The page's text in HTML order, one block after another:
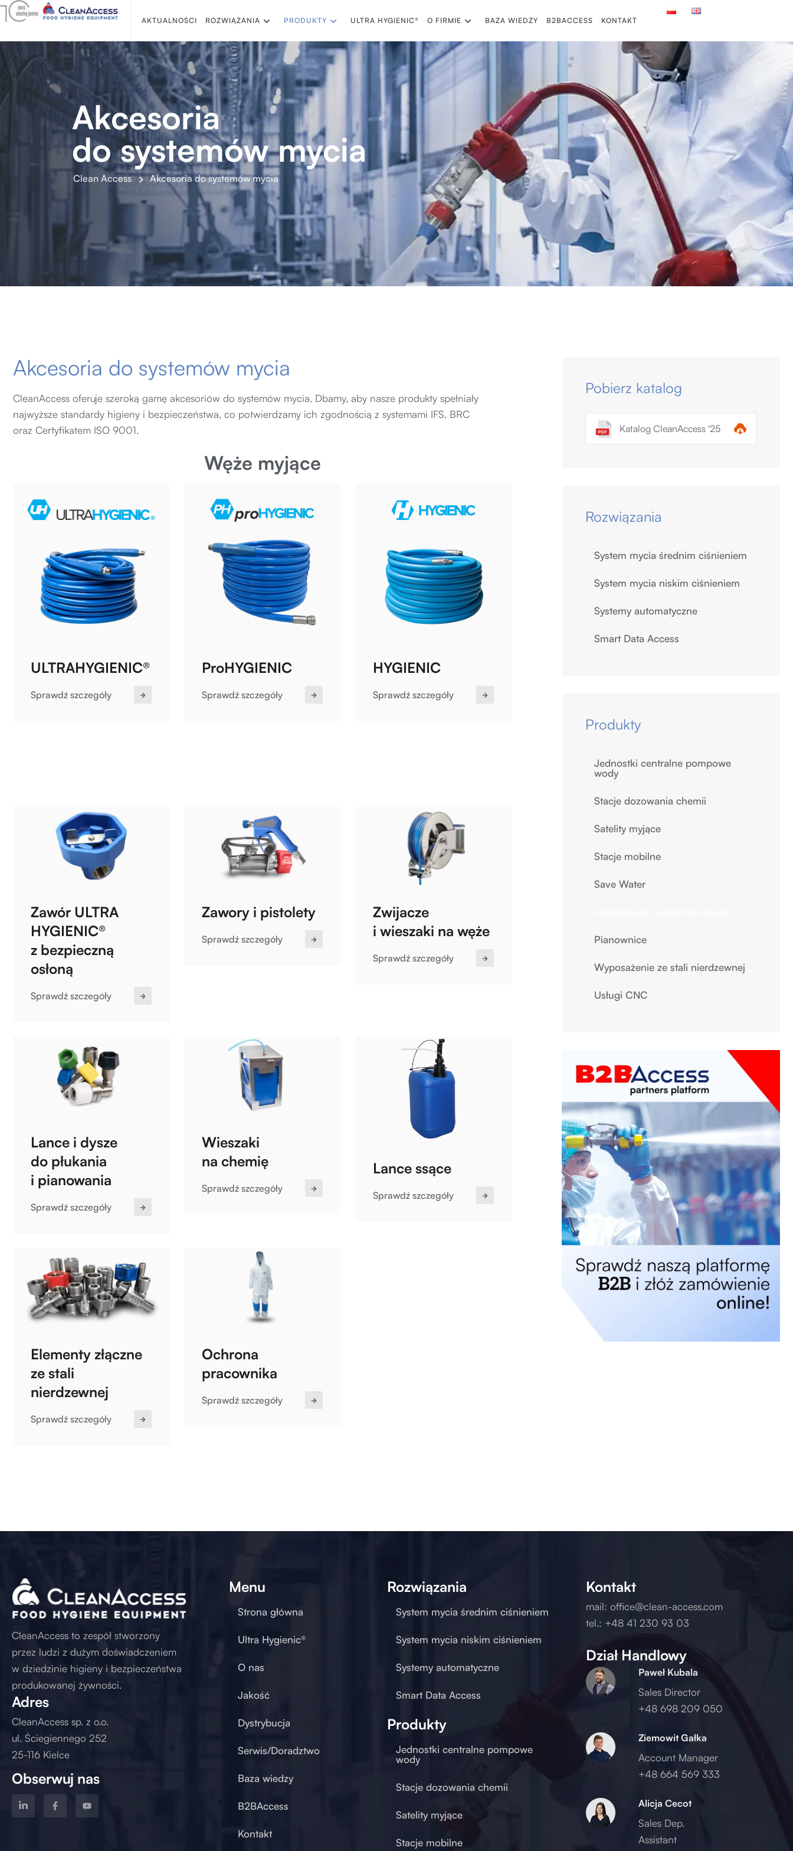
AKTUALNOŚCI ROZWIĄZANIA PRODUKTY ULTRA HYGIENIC® O FIRMIE BAZA WIEDZY B2BACCESS KONTAKT
Akcesoria
do systemów mycia
Clean Access Akcesoria do systemów mycia
Akcesoria do systemów mycia
CleanAccess oferuje szeroką gamę akcesoriów do systemów mycia. Dbamy, aby nasze produkty spełniały
najwyższe standardy higieny i bezpieczeństwa, co potwierdzamy ich zgodnością z systemami IFS, BRC
oraz Certyfikatem ISO 9001.
Węże myjące
ULTRAHYGIENIC®
Sprawdź szczegóły
ProHYGIENIC
Sprawdź szczegóły
HYGIENIC
Sprawdź szczegóły
Zawór ULTRA
HYGIENIC®
z bezpieczną
osłoną
Sprawdź szczegóły
Zawory i pistolety
Sprawdź szczegóły
Zwijacze
i wieszaki na węże
Sprawdź szczegóły
Lance i dysze
do płukania
i pianowania
Sprawdź szczegóły
Wieszaki
na chemię
Sprawdź szczegóły
Lance ssące
Sprawdź szczegóły
Elementy złączne
ze stali
nierdzewnej
Sprawdź szczegóły
Ochrona
pracownika
Sprawdź szczegóły
Pobierz katalog
Katalog CleanAccess '25
Rozwiązania
System mycia średnim ciśnieniem
System mycia niskim ciśnieniem
Systemy automatyczne
Smart Data Access
Produkty
Jednostki centralne pompowe
wody
Stacje dozowania chemii
Satelity myjące
Stacje mobilne
Save Water
Pianownice
Wyposażenie ze stali nierdzewnej
Usługi CNC
CleanAccess to zespół stworzony
przez ludzi z dużym doświadczeniem
w dziedzinie higieny i bezpieczeństwa
produkowanej żywności.
Adres
CleanAccess sp. z o.o.
ul. Ściegiennego 252
25-116 Kielce
Obserwuj nas
Menu
Strona główna
Ultra Hygienic®
O nas
Jakość
Dystrybucja
Serwis/Doradztwo
Baza wiedzy
B2BAccess
Kontakt
Rozwiązania
System mycia średnim ciśnieniem
System mycia niskim ciśnieniem
Systemy automatyczne
Smart Data Access
Produkty
Jednostki centralne pompowe
wody
Stacje dozowania chemii
Satelity myjące
Stacje mobilne
Kontakt
mail:office@clean-access.com
tel.: +48 41 230 93 03
Dział Handlowy
Paweł Kubala
Sales Director
+48 698 209 050
Ziemowit Gałka
Account Manager
+48 664 569 333
Alicja Cecot
Sales Dep.
Assistant